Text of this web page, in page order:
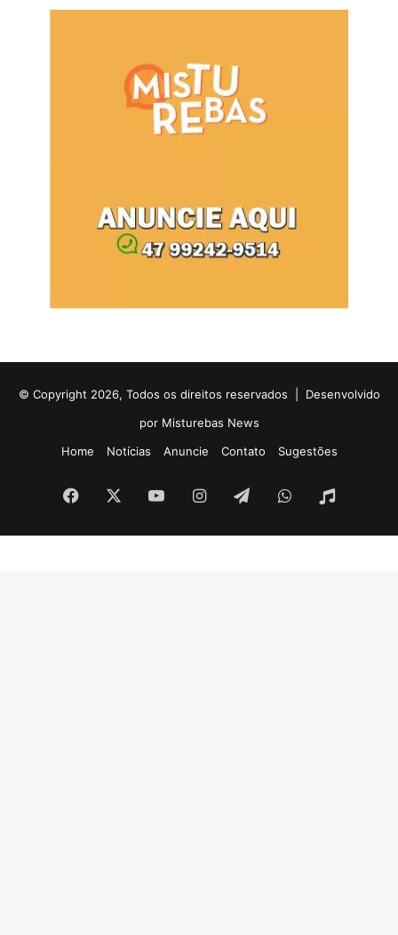
© Copyright 2026, Todos os direitos reservados | Desenvolvido
por Misturebas News
Home
Notícias Anuncie Contato Sugestões
Facebook YouTubeInstagramTelegramWhatsApp
Rádio